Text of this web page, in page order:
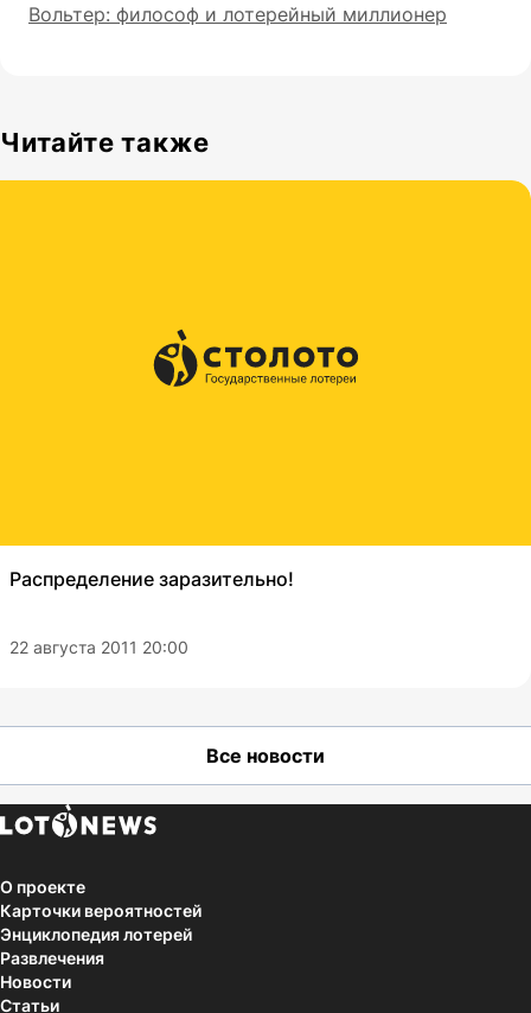
Вольтер: философ и лотерейный миллионер
Читайте также
Распределение заразительно!
22 августа 2011 20:00
Все новости
О проекте
Карточки вероятностей
Энциклопедия лотерей
Развлечения
Новости
Статьи